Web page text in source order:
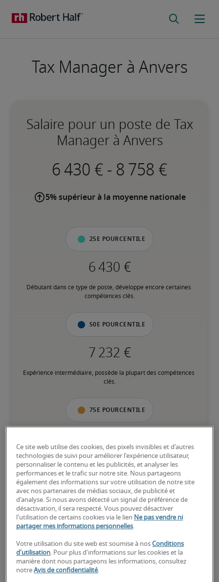
Tax Manager à Anvers
Salaire pour un poste de Tax
Manager à Anvers
-
5% supérieur à la moyenne nationale
25e pourcentile
Débutant dans ce type de poste, développe encore certaines
compétences clés.
50e pourcentile
Expérience intermédiaire, possède la plupart des compétences
clés.
75e pourcentile
Expérience reconnue, possède toutes les compétences clés.
Salaire pour des postes
similaires
Ce site web utilise des cookies, des pixels invisibles et d'autres
technologies de suivi pour améliorer l'expérience utilisateur,
personnaliser le contenu et les publicités, et analyser les
performances et le trafic sur notre site. Nous partageons
également des informations sur votre utilisation de notre site
avec nos partenaires de médias sociaux, de publicité et
d'analyse. Si nous avons détecté un signal de préférence de
désactivation, il sera respecté. Vous pouvez désactiver
l'utilisation de certains cookies via le lien Ne pas vendre ni
partager mes informations personnelles.
Votre utilisation du site web est soumise à nosConditions
d'utilisation. Pour plus d'informations sur les cookies et la
manière dont nous partageons les informations, consultez
notreAvis de confidentialité.